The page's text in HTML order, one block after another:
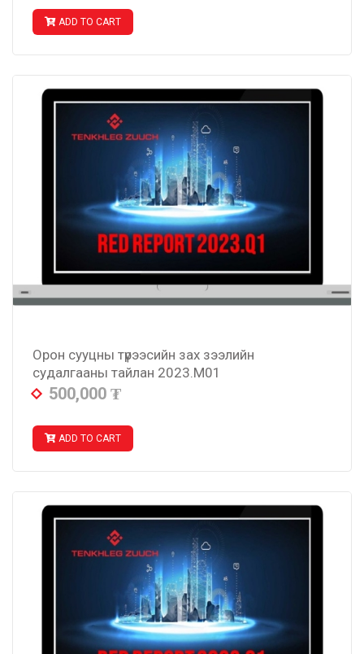
ADD TO CART
Орон сууцны түрээсийн зах зээлийн
судалгааны тайлан 2023.M01
500,000 ₮
ADD TO CART